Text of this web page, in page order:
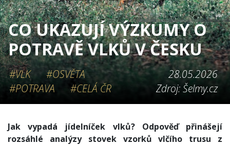
CO UKAZUJÍ VÝZKUMY O
POTRAVĚ VLKŮ V ČESKU
#VLK
#OSVĚTA
#POTRAVA
#CELÁ ČR
28.05.2026
Zdroj: Šelmy.cz
Jak vypadá jídelníček vlků? Odpověď přinášejí
rozsáhlé analýzy stovek vzorků vlčího trusu z